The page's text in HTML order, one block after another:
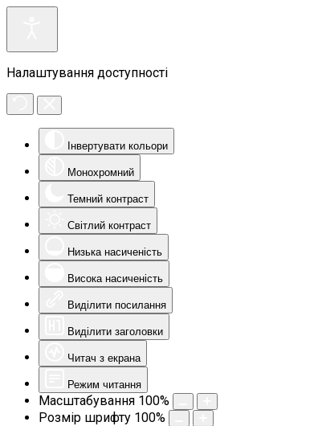
Налаштування доступності
Інвертувати кольори
Монохромний
Темний контраст
Світлий контраст
Низька насиченість
Висока насиченість
Виділити посилання
Виділити заголовки
Читач з екрана
Режим читання
Масштабування 100%
Розмір шрифту 100%